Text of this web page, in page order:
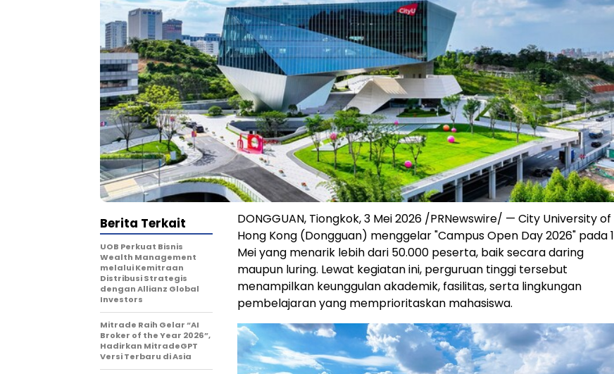
DONGGUAN, Tiongkok, 3 Mei 2026 /PRNewswire/ — City University of
Hong Kong (Dongguan) menggelar "Campus Open Day 2026" pada 1
Mei yang menarik lebih dari 50.000 peserta, baik secara daring
maupun luring. Lewat kegiatan ini, perguruan tinggi tersebut
menampilkan keunggulan akademik, fasilitas, serta lingkungan
pembelajaran yang memprioritaskan mahasiswa.
Berita Terkait
UOB Perkuat Bisnis
Wealth Management
melalui Kemitraan
Distribusi Strategis
dengan Allianz Global
Investors
Mitrade Raih Gelar “AI
Broker of the Year 2026”,
Hadirkan MitradeGPT
Versi Terbaru di Asia